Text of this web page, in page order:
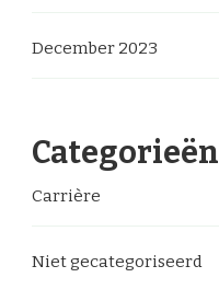
December 2023
Categorieën
Carrière
Niet gecategoriseerd